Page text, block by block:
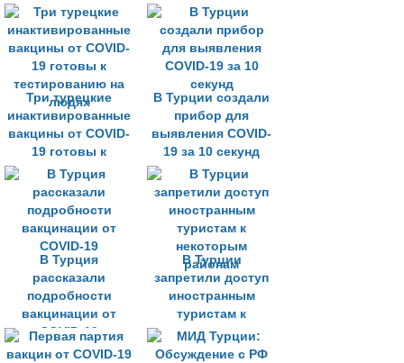
начала
повсеместной
вакцинации»
Три турецкие
инактивированные
вакцины от COVID-
19 готовы к
тестированию на
людях
В Турции создали
прибор для
выявления COVID-
19 за 10 секунд
В Турция
рассказали
подробности
вакцинации от
COVID-19
В Турции
запретили доступ
иностранным
туристам к
некоторым
районам